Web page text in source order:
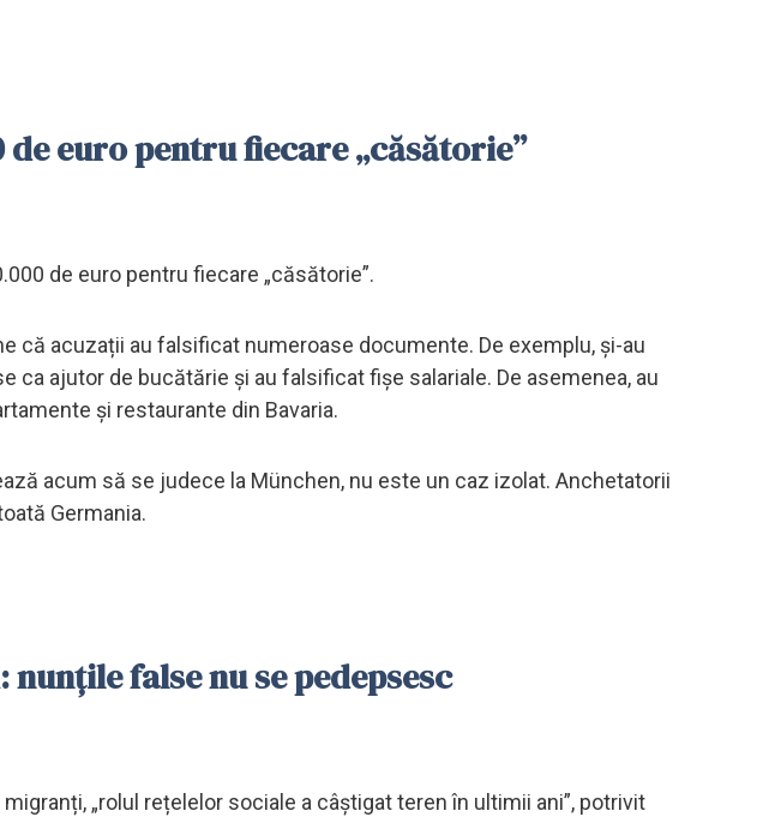
euro pentru fiecare „căsătorie”
de euro pentru fiecare „căsătorie”.
că acuzații au falsificat numeroase documente. De exemplu, și-au
ca ajutor de bucătărie și au falsificat fișe salariale. De asemenea, au
și restaurante din Bavaria.
acum să se judece la München, nu este un caz izolat. Anchetatorii
Germania.
false nu se pedepsesc
„rolul rețelelor sociale a câștigat teren în ultimii ani”, potrivit